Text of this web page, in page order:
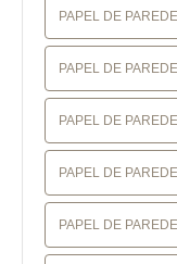
PAPEL DE
PAPEL DE
PAPEL DE
PAPEL DE
PAPEL DE